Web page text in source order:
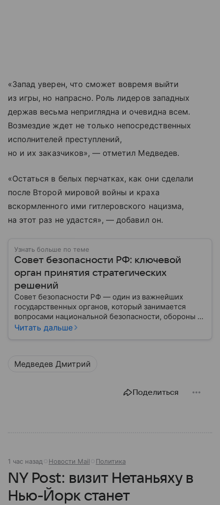
«Запад уверен, что сможет вовремя выйти
из игры, но напрасно. Роль лидеров западных
держав весьма неприглядна и очевидна всем.
Возмездие ждет не только непосредственных
исполнителей преступлений,
но и их заказчиков», — отметил Медведев.
«Остаться в белых перчатках, как они сделали
после Второй мировой войны и краха
вскормленного ими гитлеровского нацизма,
на этот раз не удастся», — добавил он.
Узнать больше по теме
Совет безопасности РФ: ключевой
орган принятия стратегических
решений
Совет безопасности РФ — один из важнейших
государственных органов, который занимается
вопросами национальной безопасности, обороны и
стратегического планирования. В этом материале
Читать дальше
Медведев Дмитрий
Поделиться
1 час назад Новости Mail Политика
NY Post: визит Нетаньяху в
Нью-Йорк станет